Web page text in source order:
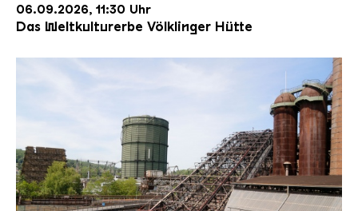
06.09.2026, 11:30 Uhr
Das Weltkulturerbe Völklinger Hütte